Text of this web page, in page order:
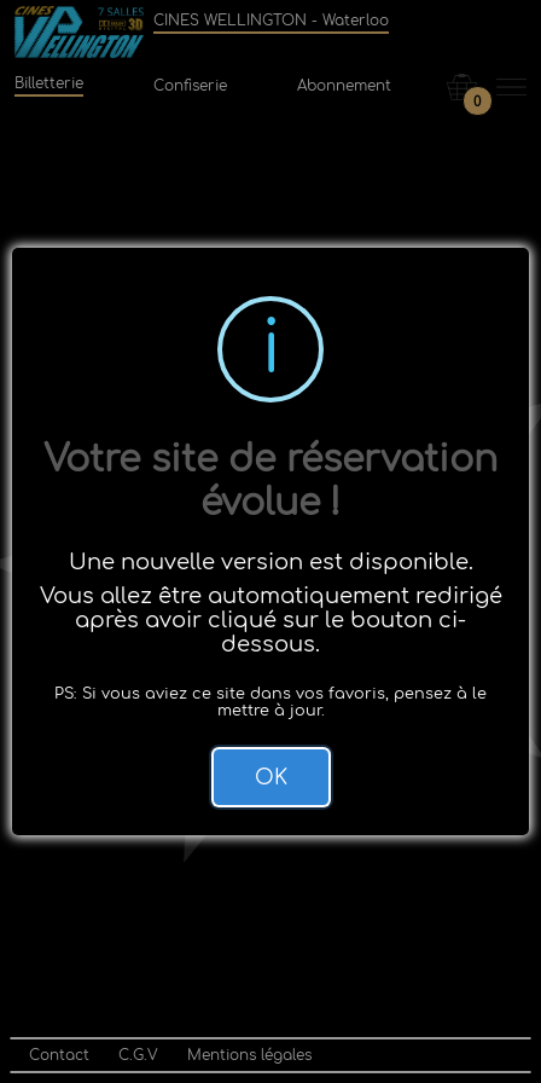
CINES WELLINGTON - Waterloo
Billetterie Confiserie Abonnement
0
Contact C.G.V Mentions légales
Votre site de réservation
évolue !
Une nouvelle version est disponible.
Vous allez être automatiquement redirigé
après avoir cliqué sur le bouton ci-
dessous.
PS: Si vous aviez ce site dans vos favoris, pensez à le
mettre à jour.
OK